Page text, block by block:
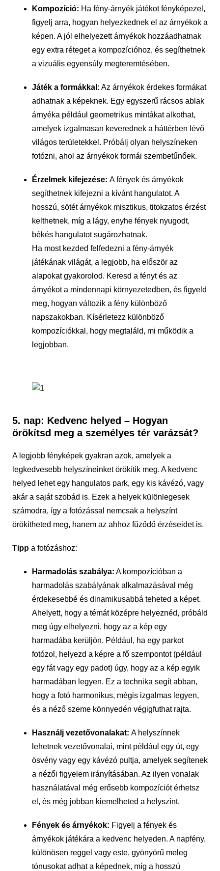
Kompozíció: Ha fény-árnyék játékot fényképezel,
figyelj arra, hogyan helyezkednek el az árnyékok a
képen. A jól elhelyezett árnyékok hozzáadhatnak
egy extra réteget a kompozícióhoz, és segíthetnek
a vizuális egyensúly megteremtésében.
Játék a formákkal: Az árnyékok érdekes formákat
adhatnak a képeknek. Egy egyszerű rácsos ablak
árnyéka például geometrikus mintákat alkothat,
amelyek izgalmasan keverednek a háttérben lévő
világos területekkel. Próbálj olyan helyszíneken
fotózni, ahol az árnyékok formái szembetűnőek.
Érzelmek kifejezése: A fények és árnyékok
segíthetnek kifejezni a kívánt hangulatot. A
hosszú, sötét árnyékok misztikus, titokzatos érzést
kelthetnek, míg a lágy, enyhe fények nyugodt,
békés hangulatot sugározhatnak.
Ha most kezded felfedezni a fény-árnyék
játékának világát, a legjobb, ha először az
alapokat gyakorolod. Keresd a fényt és az
árnyékot a mindennapi környezetedben, és figyeld
meg, hogyan változik a fény különböző
napszakokban. Kísérletezz különböző
kompozíciókkal, hogy megtaláld, mi működik a
legjobban.
5. nap: Kedvenc helyed – Hogyan
örökítsd meg a személyes tér varázsát?
A legjobb fényképek gyakran azok, amelyek a
legkedvesebb helyszíneinket örökítik meg. A kedvenc
helyed lehet egy hangulatos park, egy kis kávézó, vagy
akár a saját szobád is. Ezek a helyek különlegesek
számodra, így a fotózással nemcsak a helyszínt
örökítheted meg, hanem az ahhoz fűződő érzéseidet is.
Tipp a fotózáshoz:
Harmadolás szabálya: A kompozícióban a
harmadolás szabályának alkalmazásával még
érdekesebbé és dinamikusabbá teheted a képet.
Ahelyett, hogy a témát középre helyeznéd, próbáld
meg úgy elhelyezni, hogy az a kép egy
harmadába kerüljön. Például, ha egy parkot
fotózol, helyezd a képre a fő szempontot (például
egy fát vagy egy padot) úgy, hogy az a kép egyik
harmadában legyen. Ez a technika segít abban,
hogy a fotó harmonikus, mégis izgalmas legyen,
és a néző szeme könnyedén végigfuthat rajta.
Használj vezetővonalakat: A helyszínnek
lehetnek vezetővonalai, mint például egy út, egy
ösvény vagy egy kávézó pultja, amelyek segítenek
a nézői figyelem irányításában. Az ilyen vonalak
használatával még erősebb kompozíciót érhetsz
el, és még jobban kiemelheted a helyszínt.
Fények és árnyékok: Figyelj a fények és
árnyékok játékára a kedvenc helyeden. A napfény,
különösen reggel vagy este, gyönyörű meleg
tónusokat adhat a képednek, míg a hosszú